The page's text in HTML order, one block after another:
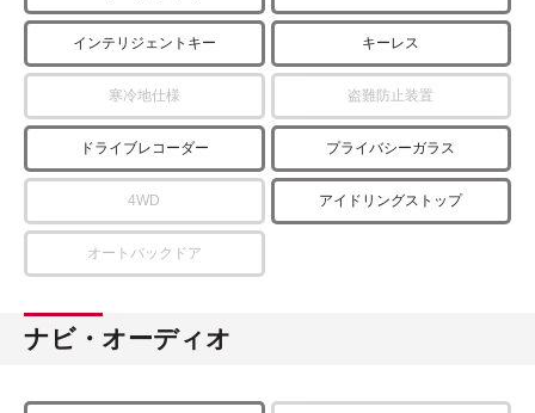
インテリジェントキー キーレス
寒冷地仕様 盗難防止装置
ドライブレコーダー プライバシーガラス
4WD アイドリングストップ
オートバックドア
ナビ・オーディオ